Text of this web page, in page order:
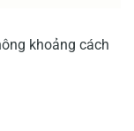
khoảng cách